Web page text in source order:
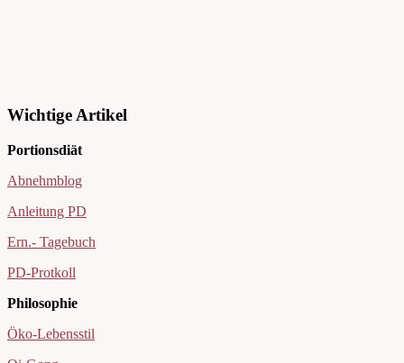
Wichtige Artikel
Portionsdiät
Abnehmblog
Anleitung PD
Ern.- Tagebuch
PD-Protkoll
Philosophie
Öko-Lebensstil